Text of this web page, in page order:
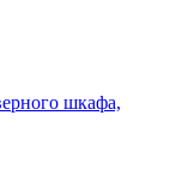
шкафа,